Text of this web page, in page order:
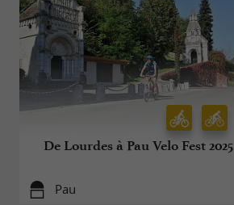
De Lourdes à Pau Velo Fest 2025
Pau